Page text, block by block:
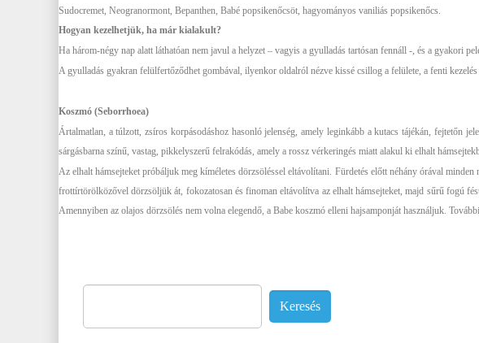
Sudocremet, Neogranormont, Bepanthen, Babé popsikenőcsöt, hagyományos vaniliás popsikenőcs.
Hogyan kezelhetjük, ha már kialakult?
Ha három-négy nap alatt láthatóan nem javul a helyzet – vagyis a gyulladás tartósan fennáll -, és a gyakori
A gyulladás gyakran felülfertőződhet gombával, ilyenkor oldalról nézve kissé csillog a felülete, a fenti
Koszmó (Seborrhoea)
Ártalmatlan, a túlzott, zsíros korpásodáshoz hasonló jelenség, amely leginkább a kutacs tájékán, fejtetőn
sárgásbarna színű, vastag, pikkelyszerű felrakódás, amely a rossz vérkeringés miatt alakul ki elhalt
Az elhalt hámsejteket próbáljuk meg kíméletes dörzsöléssel eltávolítani. Fürdetés előtt néhány órával
frottírtörölközővel dörzsöljük át, fokozatosan és finoman eltávolítva az elhalt hámsejteket, majd sűrű fogú
Amennyiben az olajos dörzsölés nem volna elegendő, a Babe koszmó elleni hajsamponját használjuk.